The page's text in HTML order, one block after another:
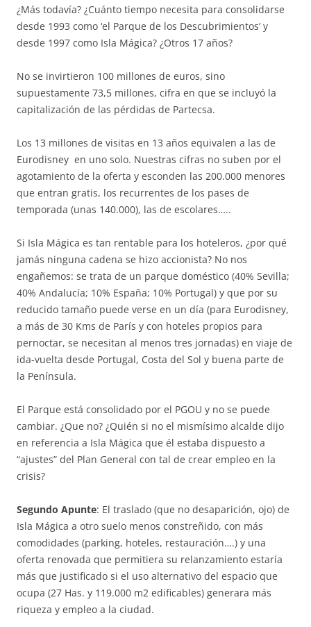
¿Más todavía? ¿Cuánto tiempo necesita para consolidarse
desde 1993 como ‘el Parque de los Descubrimientos’ y
desde 1997 como Isla Mágica? ¿Otros 17 años?
No se invirtieron 100 millones de euros, sino
supuestamente 73,5 millones, cifra en que se incluyó la
capitalización de las pérdidas de Partecsa.
Los 13 millones de visitas en 13 años equivalen a las de
Eurodisney en uno solo. Nuestras cifras no suben por el
agotamiento de la oferta y esconden las 200.000 menores
que entran gratis, los recurrentes de los pases de
temporada (unas 140.000), las de escolares…..
Si Isla Mágica es tan rentable para los hoteleros, ¿por qué
jamás ninguna cadena se hizo accionista? No nos
engañemos: se trata de un parque doméstico (40% Sevilla;
40% Andalucía; 10% España; 10% Portugal) y que por su
reducido tamaño puede verse en un día (para Eurodisney,
a más de 30 Kms de París y con hoteles propios para
pernoctar, se necesitan al menos tres jornadas) en viaje de
ida-vuelta desde Portugal, Costa del Sol y buena parte de
la Península.
El Parque está consolidado por el PGOU y no se puede
cambiar. ¿Que no? ¿Quién si no el mismísimo alcalde dijo
en referencia a Isla Mágica que él estaba dispuesto a
“ajustes” del Plan General con tal de crear empleo en la
crisis?
Segundo Apunte: El traslado (que no desaparición, ojo) de
Isla Mágica a otro suelo menos constreñido, con más
comodidades (parking, hoteles, restauración….) y una
oferta renovada que permitiera su relanzamiento estaría
más que justificado si el uso alternativo del espacio que
ocupa (27 Has. y 119.000 m2 edificables) generara más
riqueza y empleo a la ciudad.